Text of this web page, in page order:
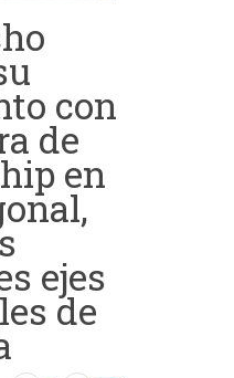
con
de
en
ejes
de